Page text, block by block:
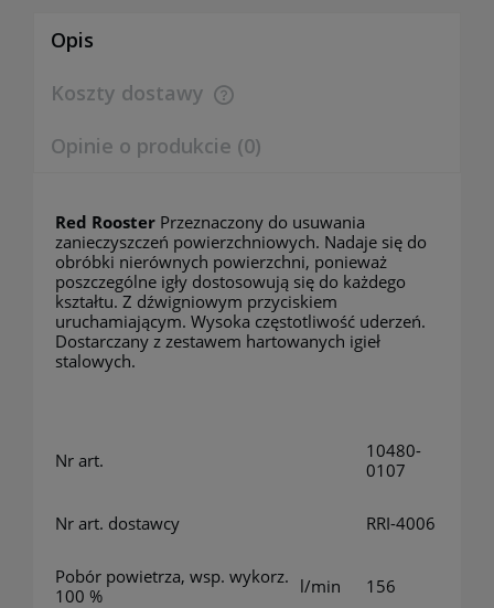
Opis
Koszty dostawy
Cena nie zawiera ewentualnych kosztów płatności
Opinie o produkcie (0)
Red Rooster Przeznaczony do usuwania
zanieczyszczeń powierzchniowych. Nadaje się do
obróbki nierównych powierzchni, ponieważ
poszczególne igły dostosowują się do każdego
kształtu. Z dźwigniowym przyciskiem
uruchamiającym. Wysoka częstotliwość uderzeń.
Dostarczany z zestawem hartowanych igieł
stalowych.
Nr art.
10480-
0107
Nr art. dostawcy RRI-4006
Pobór powietrza, wsp. wykorz.
100 %
l/min 156